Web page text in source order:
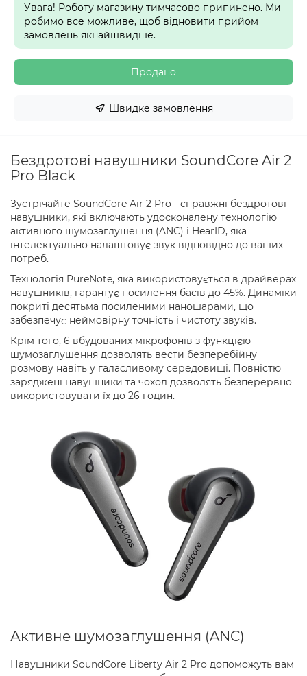
Увага! Роботу магазину тимчасово припинено. Ми
робимо все можливе, щоб відновити прийом
замовлень якнайшвидше.
Продано
Швидке замовлення
Бездротові навушники SoundCore Air 2
Pro Black
Зустрічайте SoundCore Air 2 Pro - справжні бездротові
навушники, які включають удосконалену технологію
активного шумозаглушення (ANC) і HearID, яка
інтелектуально налаштовує звук відповідно до ваших
потреб.
Технологія PureNote, яка використовується в драйверах
навушників, гарантує посилення басів до 45%. Динаміки
покриті десятьма посиленими наношарами, що
забезпечує неймовірну точність і чистоту звуків.
Крім того, 6 вбудованих мікрофонів з функцією
шумозаглушення дозволять вести безперебійну
розмову навіть у галасливому середовищі. Повністю
заряджені навушники та чохол дозволять безперервно
використовувати їх до 26 годин.
Активне шумозаглушення (ANC)
Навушники SoundCore Liberty Air 2 Pro допоможуть вам